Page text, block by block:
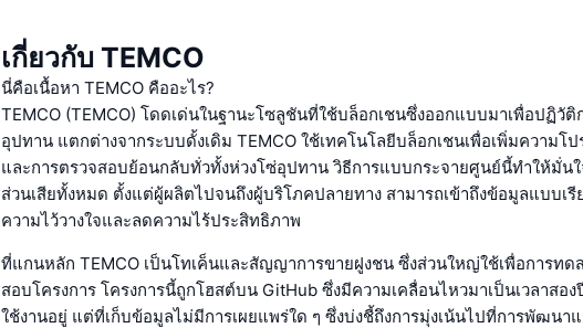
เกี่ยวกับ TEMCO
นี่คือเนื้อหา TEMCO คืออะไร?
TEMCO (TEMCO) โดดเด่นในฐานะโซลูชันที่ใช้บล็อกเชนซึ่งออกแบบมาเพื่อปฏิวัติ
อุปทาน แตกต่างจากระบบดั้งเดิม TEMCO ใช้เทคโนโลยีบล็อกเชนเพื่อเพิ่มความโ
และการตรวจสอบย้อนกลับทั่วทั้งห่วงโซ่อุปทาน วิธีการแบบกระจายศูนย์นี้ทำให้มั่น
ส่วนเสียทั้งหมด ตั้งแต่ผู้ผลิตไปจนถึงผู้บริโภคปลายทาง สามารถเข้าถึงข้อมูลแบบเรี
ความไว้วางใจและลดความไร้ประสิทธิภาพ
ที่แกนหลัก TEMCO เป็นโทเค็นและสัญญาการขายฝูงชน ซึ่งส่วนใหญ่ใช้เพื่อการทด
สอบโครงการ โครงการนี้ถูกโฮสต์บน GitHub ซึ่งมีความเคลื่อนไหวมาเป็นเวลาสอ
ใช้งานอยู่ แต่ที่เก็บข้อมูลไม่มีการเผยแพร่ใด ๆ ซึ่งบ่งชี้ถึงการมุ่งเน้นไปที่การพัฒนา